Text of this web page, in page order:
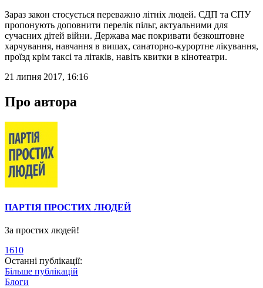
Зараз закон стосується переважно літніх людей. СДП та СПУ
пропонують доповнити перелік пільг, актуальними для
сучасних дітей війни. Держава має покривати безкоштовне
харчування, навчання в вишах, санаторно-курортне лікування,
проїзд крім таксі та літаків, навіть квитки в кінотеатри.
21 липня 2017, 16:16
Про автора
ПАРТІЯ ПРОСТИХ ЛЮДЕЙ
За простих людей!
1610
Останні публікації:
Більше публікацій
Блоги